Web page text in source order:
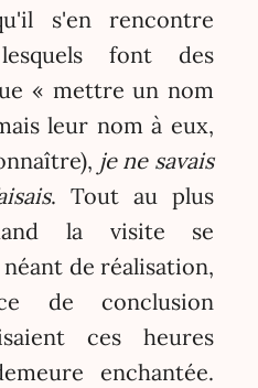
s'en rencontre
font des
« mettre un nom
leur nom à eux,
je ne savais
. Tout au plus
la visite se
de réalisation,
de conclusion
ces heures
enchantée.